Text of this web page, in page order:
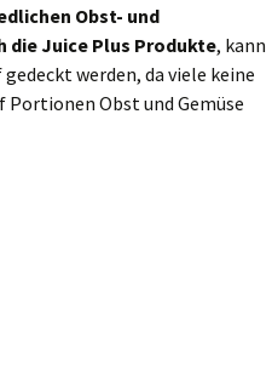
Obst- und
dieJuice Plus Produkte, kann
werden, da viele keine
Obst und Gemüse